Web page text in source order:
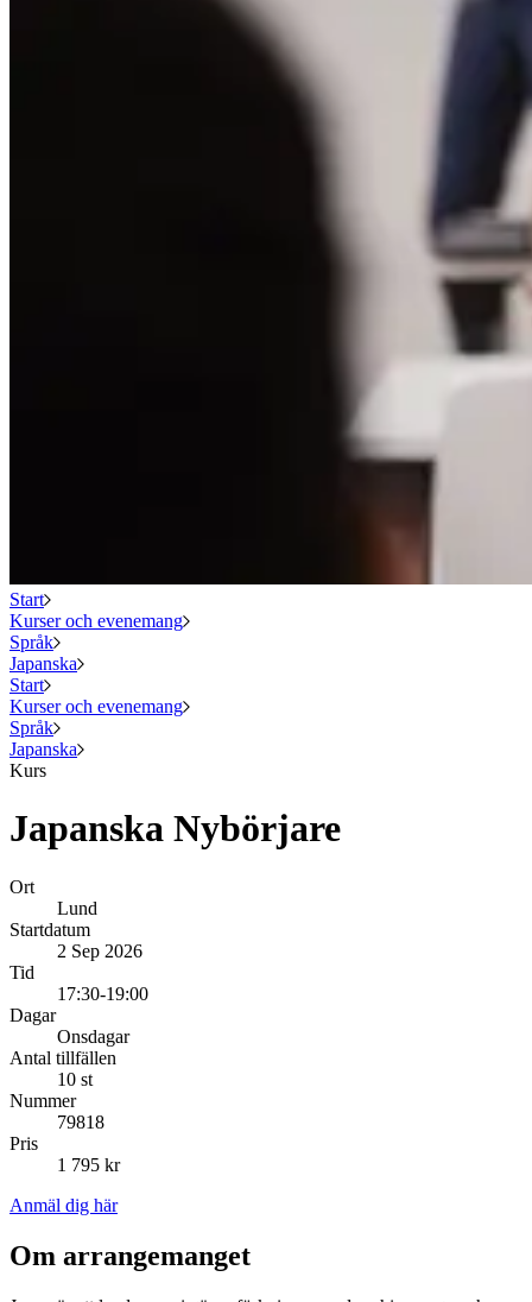
Start
Kurser och evenemang
Språk
Japanska
Start
Kurser och evenemang
Språk
Japanska
Kurs
Japanska Nybörjare
Ort
Lund
Startdatum
2 Sep 2026
Tid
17:30-19:00
Dagar
Onsdagar
Antal tillfällen
10 st
Nummer
79818
Pris
1 795 kr
Anmäl dig här
Om arrangemanget